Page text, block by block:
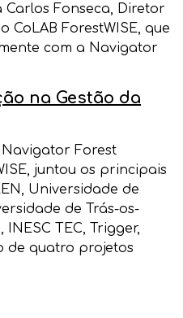
Fonseca, Diretor
CoLAB ForestWISE, que
com a Navigator
na Gestão da
Forest
juntou os principais
Universidade de
de Trás-os-
TEC, Trigger,
de quatro projetos